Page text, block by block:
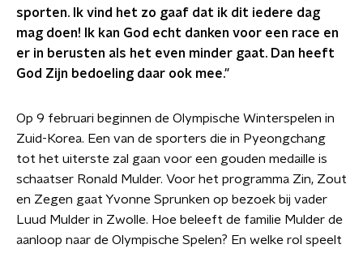
sporten. Ik vind het zo gaaf dat ik dit iedere dag
mag doen! Ik kan God echt danken voor een race en
er in berusten als het even minder gaat. Dan heeft
God Zijn bedoeling daar ook mee."
Op 9 februari beginnen de Olympische Winterspelen in
Zuid-Korea. Een van de sporters die in Pyeongchang
tot het uiterste zal gaan voor een gouden medaille is
schaatser Ronald Mulder. Voor het programma Zin, Zout
en Zegen gaat Yvonne Sprunken op bezoek bij vader
Luud Mulder in Zwolle. Hoe beleeft de familie Mulder de
aanloop naar de Olympische Spelen? En welke rol speelt